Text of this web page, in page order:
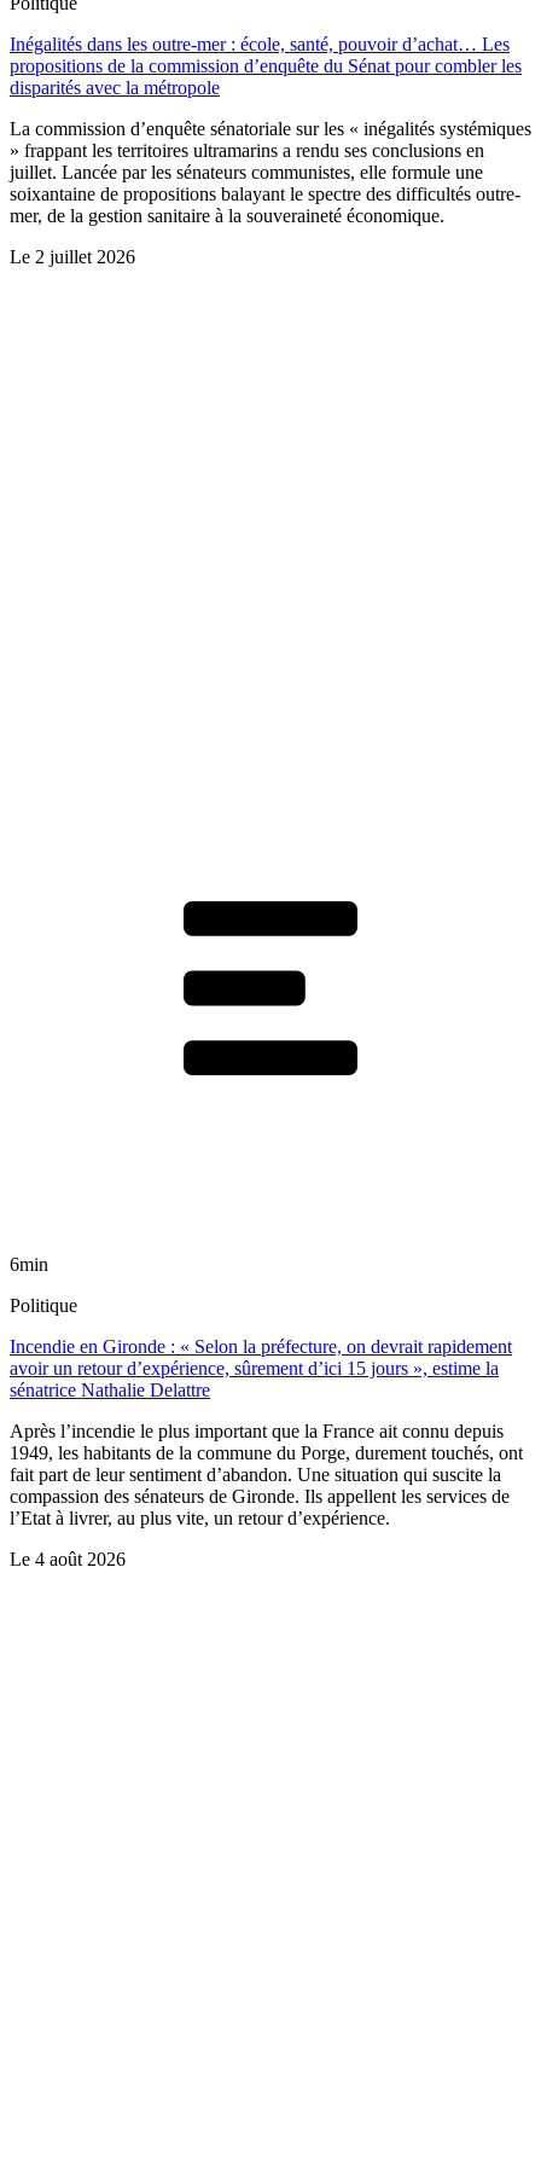
Inégalités dans les outre-mer : école, santé, pouvoir d’achat… Les
propositions de la commission d’enquête du Sénat pour combler les
disparités avec la métropole
La commission d’enquête sénatoriale sur les « inégalités systémiques
» frappant les territoires ultramarins a rendu ses conclusions en
juillet. Lancée par les sénateurs communistes, elle formule une
soixantaine de propositions balayant le spectre des difficultés outre-
mer, de la gestion sanitaire à la souveraineté économique.
Le 2 juillet 2026
6min
Politique
Incendie en Gironde : « Selon la préfecture, on devrait rapidement
avoir un retour d’expérience, sûrement d’ici 15 jours », estime la
sénatrice Nathalie Delattre
Après l’incendie le plus important que la France ait connu depuis
1949, les habitants de la commune du Porge, durement touchés, ont
fait part de leur sentiment d’abandon. Une situation qui suscite la
compassion des sénateurs de Gironde. Ils appellent les services de
l’Etat à livrer, au plus vite, un retour d’expérience.
Le 4 août 2026